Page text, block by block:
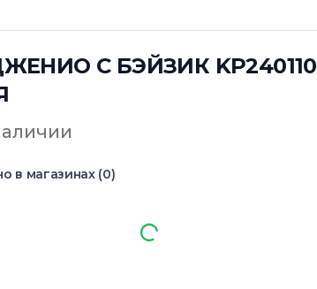
С БЭЙЗИК KP240110
в магазинах(0)